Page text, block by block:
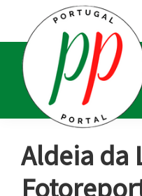
hoofd
inhoud
eerste
sidebar
voettekst
Portal
Voor
Portugalliefhebbers
en
Aldeia da